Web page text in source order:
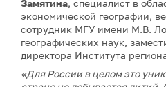
Замятина, специалист в
экономической географии,
сотрудник МГУ имени М.В.
географических наук,
директора Института
«Для России в целом это